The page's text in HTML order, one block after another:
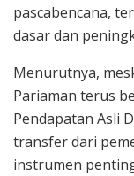
pascabencana,
dasar dan
Menurutnya,
Pariaman terus
Pendapatan Asli
transfer dari
instrumen